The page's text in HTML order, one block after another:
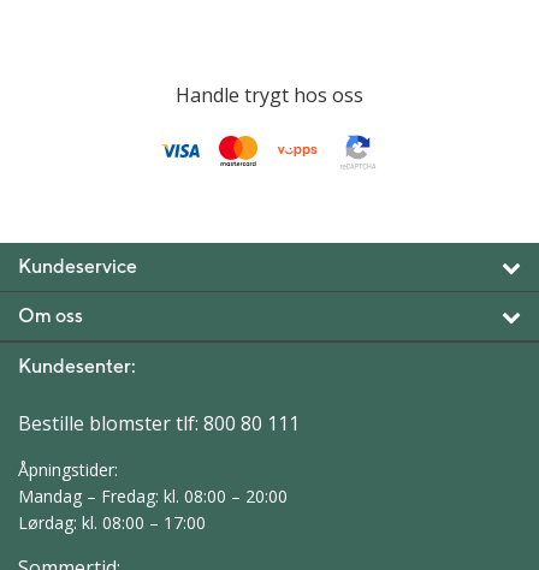
Handle trygt hos oss
Kundeservice
Om oss
Kundesenter:
Bestille blomster tlf: 800 80 111
Åpningstider:
Mandag – Fredag: kl. 08:00 – 20:00
Lørdag: kl. 08:00 – 17:00